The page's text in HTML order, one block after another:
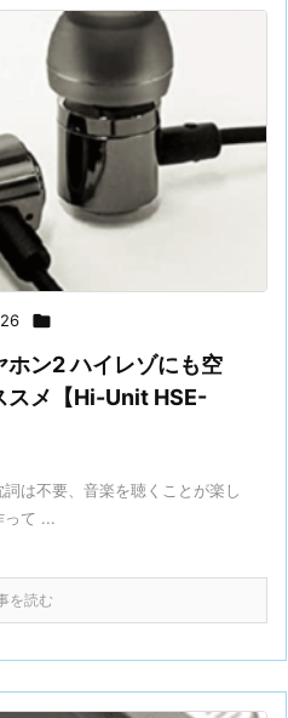

ホン2 ハイレゾにも空
スメ【Hi-Unit HSE-
詞は不要、音楽を聴くことが楽し
って ...
を読む